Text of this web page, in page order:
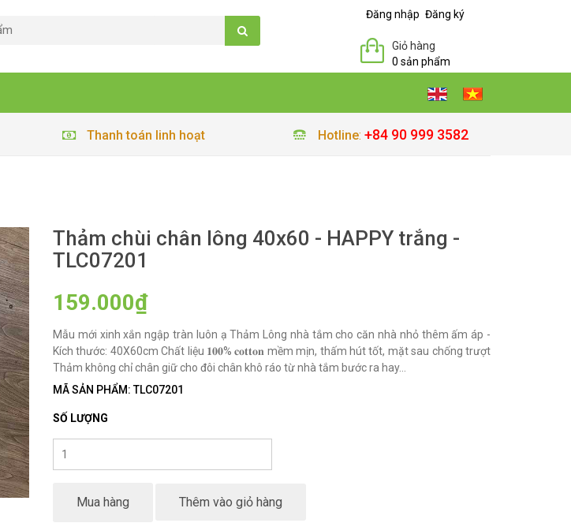
Đăng nhập Đăng ký
Giỏ hàng
0 sản phẩm
Thanh toán linh hoạt Hotline: +84 90 999 3582
Thảm chùi chân lông 40x60 - HAPPY trắng -
TLC07201
159.000₫
Mẫu mới xinh xắn ngập tràn luôn ạ Thảm Lông nhà tắm cho căn nhà nhỏ thêm ấm áp -
Kích thước: 40X60cm Chất liệu 𝟏𝟎𝟎% 𝐜𝐨𝐭𝐭𝐨𝐧 mềm mịn, thấm hút tốt, mặt sau chống trượt
Thảm không chỉ chân giữ cho đôi chân khô ráo từ nhà tắm bước ra hay...
MÃ SẢN PHẨM: TLC07201
SỐ LƯỢNG
Mua hàng Thêm vào giỏ hàng